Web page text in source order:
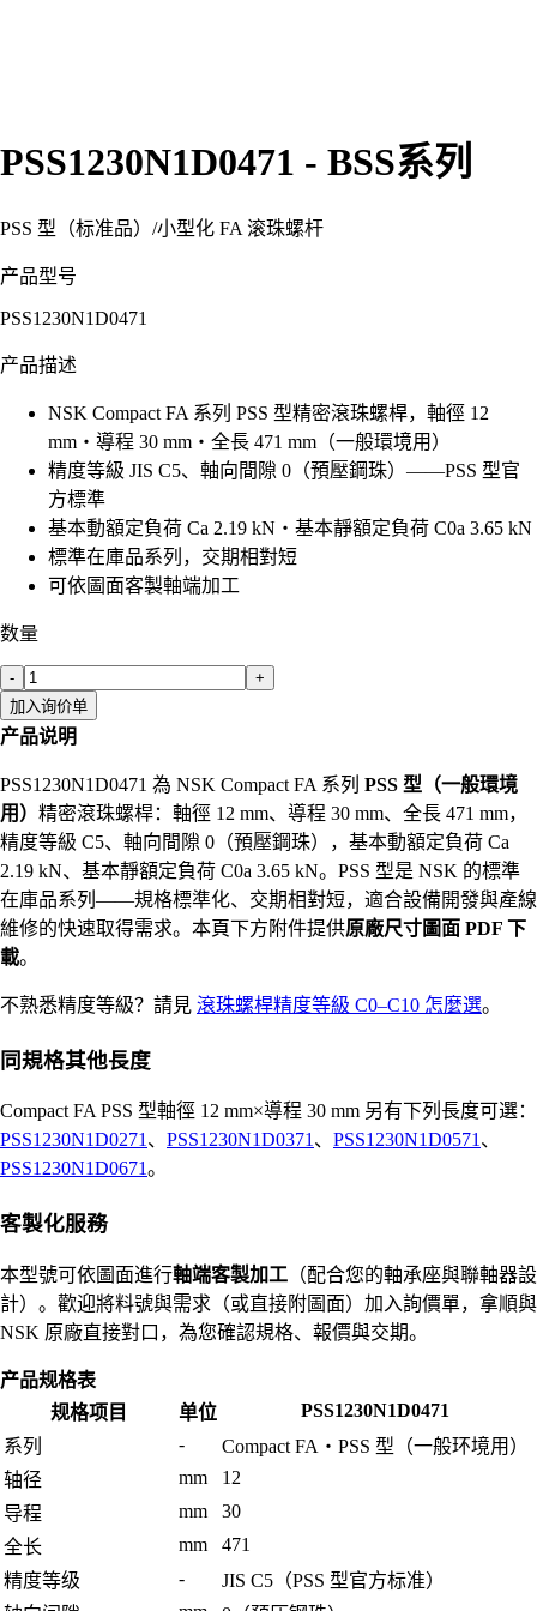
PSS1230N1D0471 - BSS系列
PSS 型（标准品） /小型化 FA 滚珠螺杆
产品型号
PSS1230N1D0471
产品描述
NSK Compact FA 系列 PSS 型精密滾珠螺桿，軸徑 12
mm・導程 30 mm・全長 471 mm（一般環境用）
精度等級 JIS C5、軸向間隙 0（預壓鋼珠）——PSS 型官
方標準
基本動額定負荷 Ca 2.19 kN・基本靜額定負荷 C0a 3.65 kN
標準在庫品系列，交期相對短
可依圖面客製軸端加工
数量
-
+
加入询价单
产品说明
PSS1230N1D0471 為 NSK Compact FA 系列 PSS 型（一般環境
用） 精密滾珠螺桿：軸徑 12 mm、導程 30 mm、全長 471 mm，
精度等級 C5、軸向間隙 0（預壓鋼珠），基本動額定負荷 Ca
2.19 kN、基本靜額定負荷 C0a 3.65 kN。PSS 型是 NSK 的標準
在庫品系列——規格標準化、交期相對短，適合設備開發與產線
維修的快速取得需求。本頁下方附件提供原廠尺寸圖面 PDF 下
載。
不熟悉精度等級？請見 滾珠螺桿精度等級 C0–C10 怎麼選。
同規格其他長度
Compact FA PSS 型軸徑 12 mm×導程 30 mm 另有下列長度可選：
PSS1230N1D0271、 PSS1230N1D0371、 PSS1230N1D0571、
PSS1230N1D0671。
客製化服務
本型號可依圖面進行軸端客製加工 （配合您的軸承座與聯軸器設
計）。歡迎將料號與需求（或直接附圖面）加入詢價單，拿順與
NSK 原廠直接對口，為您確認規格、報價與交期。
产品规格表
规格项目
单位
PSS1230N1D0471
系列
-
Compact FA・PSS 型（一般环境用）
轴径
mm
12
导程
mm
30
全长
mm
471
精度等级
-
JIS C5（PSS 型官方标准）